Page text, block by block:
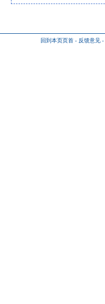
回到本页页首 - 反馈意见 -